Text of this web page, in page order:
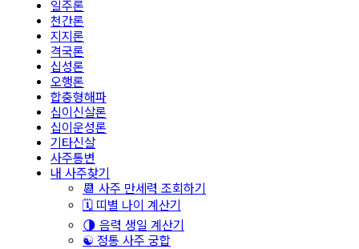
일주론
천간론
지지론
격국론
십성론
오행론
합충형해파
십이신살론
십이운성론
기타신살
사주통변
내 사주찾기
📆 사주 만세력 조회하기
🗓️ 띠별 나이 계산기
🌗 음력 생일 계산기
☯️ 정통 사주 궁합